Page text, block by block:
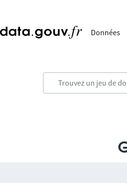
Données